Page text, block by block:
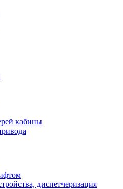
кабины
диспетчеризация